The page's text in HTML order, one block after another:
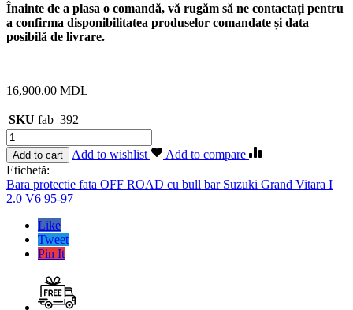
Înainte de a plasa o comandă, vă rugăm să ne contactați pentru
a confirma disponibilitatea produselor comandate și data
posibilă de livrare.
16,900.00 MDL
SKU fab_392
Cantitate
Bara
protectie
fata
OFF
ROAD
Suzuki
Add to cart Add to wishlist
Add to compare
Etichetă:
Bara protectie fata OFF ROAD cu bull bar Suzuki Grand Vitara I
2.0 V6 95-97
Like
Tweet
Pin It